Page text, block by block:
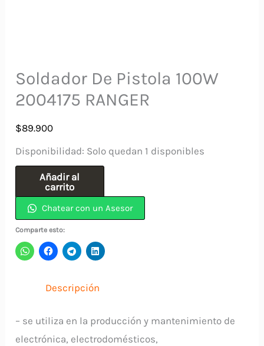
Soldador De Pistola 100W
2004175 RANGER
$89.900
Disponibilidad: Solo quedan 1 disponibles
Soldador
Pistola
100W
2004175
cantidad
Añadir al
carrito
Chatear con un Asesor
Comparte esto:
Descripción
– se utiliza en la producción y mantenimiento de
electrónica, electrodomésticos,